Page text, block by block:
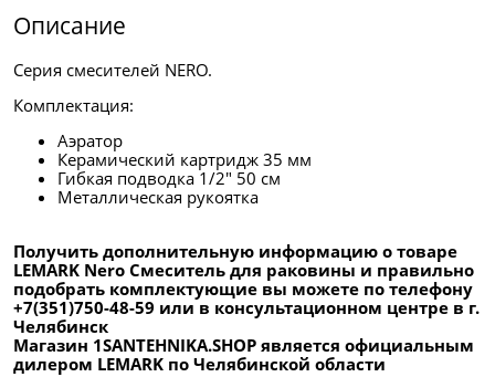
Описание
Серия смесителей NERO.
Комплектация:
Аэратор
Керамический картридж 35 мм
Гибкая подводка 1/2" 50 см
Металлическая рукоятка
Получить дополнительную информацию о товаре
LEMARK Nero Смеситель для раковины и правильно
подобрать комплектующие вы можете по телефону
+7(351)750-48-59 или в консультационном центре в г.
Челябинск
Магазин 1SANTEHNIKA.SHOP является официальным
дилером LEMARK по Челябинской области